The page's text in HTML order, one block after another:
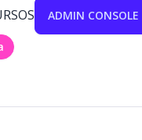
ADMIN CONSOLE